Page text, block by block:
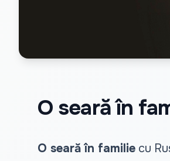
O seară în
O seară în familie cu